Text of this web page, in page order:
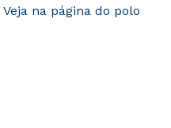
Veja na página do polo